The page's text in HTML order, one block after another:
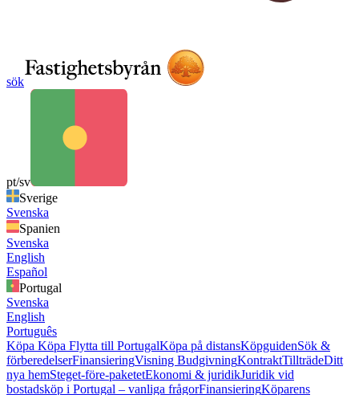
sök
pt/sv
Sverige
Svenska
Spanien
Svenska
English
Español
Portugal
Svenska
English
Português
Köpa Köpa Flytta till PortugalKöpa på distansKöpguidenSök &
förberedelserFinansieringVisning BudgivningKontraktTillträdeDitt
nya hemSteget-före-paketetEkonomi & juridikJuridik vid
bostadsköp i Portugal – vanliga frågorFinansieringKöparens